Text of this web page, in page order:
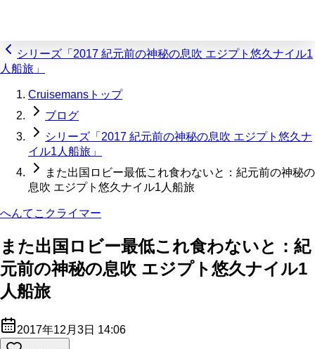
シリーズ「2017 紀元前の神秘の息吹 エジプト悠久ナイル1
人船旅」
Cruisemansトップ
ブログ
シリーズ「2017 紀元前の神秘の息吹 エジプト悠久ナ
イル1人船旅」
また出国ロビー最低これ食わないと：紀元前の神秘の
息吹 エジプト悠久ナイル1人船旅
へんてこクライマー
また出国ロビー最低これ食わないと：紀
元前の神秘の息吹 エジプト悠久ナイル1
人船旅
2017年12月3日 14:06